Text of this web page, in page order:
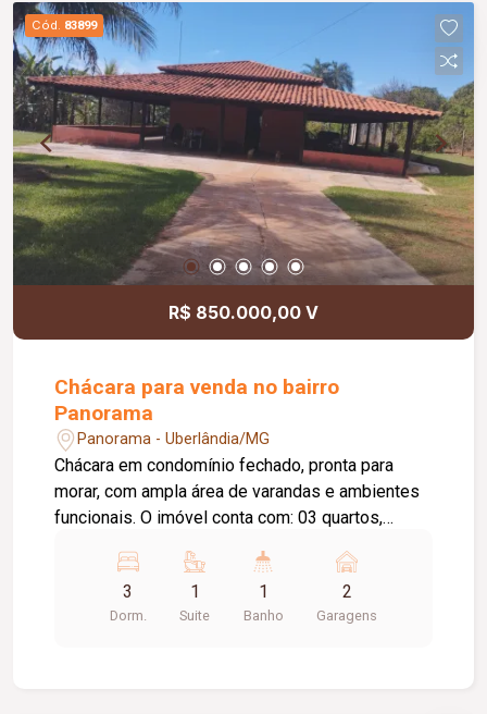
Cód. 83899
R$ 850.000,00 V
Chácara para venda no bairro
Panorama
Panorama - Uberlândia/MG
Chácara em condomínio fechado, pronta para
morar, com ampla área de varandas e ambientes
funcionais. O imóvel conta com: 03 quartos,
m² de área construída interna; 220 m² de
varandas ao redor da casa; Diferenciais do
imóvel: Energia fotovoltaica; Toda cercada com
3
Dorm.
1
Suite
1
Banho
2
Garagens